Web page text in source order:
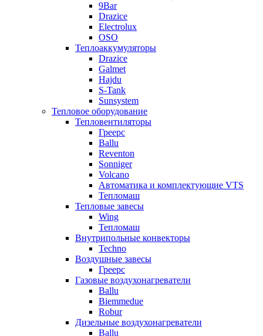
9Bar
Drazice
Electrolux
OSO
Теплоаккумуляторы
Drazice
Galmet
Hajdu
S-Tank
Sunsystem
Тепловое оборудование
Тепловентиляторы
Греерс
Ballu
Reventon
Sonniger
Volcano
Автоматика и комплектующие VTS
Тепломаш
Тепловые завесы
Wing
Тепломаш
Внутрипольные конвекторы
Techno
Воздушные завесы
Греерс
Газовые воздухонагреватели
Ballu
Biemmedue
Robur
Дизельные воздухонагреватели
Ballu